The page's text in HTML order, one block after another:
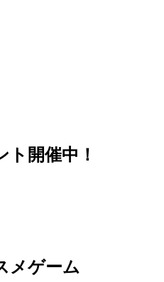
開催中！
メゲーム